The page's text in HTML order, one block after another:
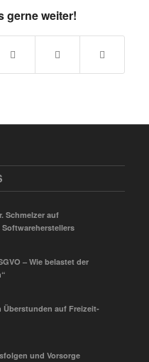
gerne weiter!
Schmelzer auf
– Wie belastet der
Überstunden auf Freizeit­
und Vorsorge